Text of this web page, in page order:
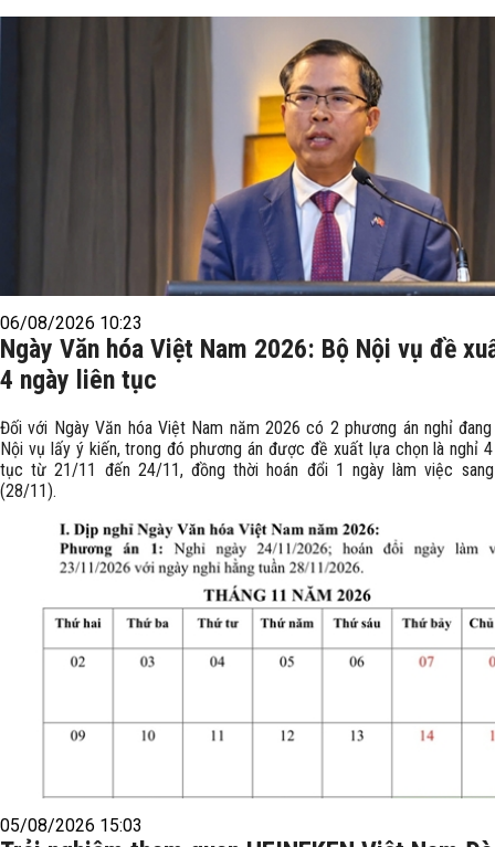
06/08/2026 10:23
Ngày Văn hóa Việt Nam 2026: Bộ Nội vụ đề
4 ngày liên tục
Đối với Ngày Văn hóa Việt Nam năm 2026 có 2 phương án nghỉ
Nội vụ lấy ý kiến, trong đó phương án được đề xuất lựa chọn là nghỉ
tục từ 21/11 đến 24/11, đồng thời hoán đổi 1 ngày làm việc
(28/11).
05/08/2026 15:03